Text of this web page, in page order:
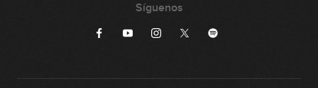
Síguenos